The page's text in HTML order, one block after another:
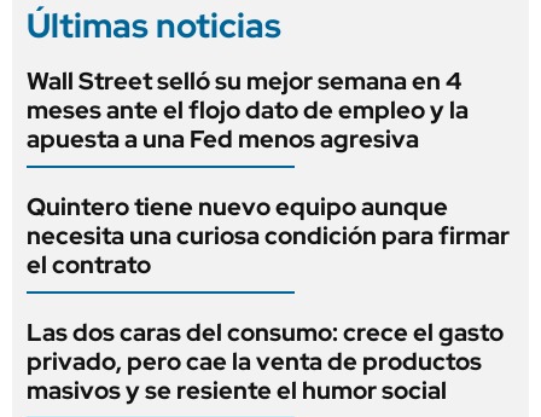
Últimas noticias
Wall Street selló su mejor semana en 4
meses ante el flojo dato de empleo y la
apuesta a una Fed menos agresiva
Quintero tiene nuevo equipo aunque
necesita una curiosa condición para firmar
el contrato
Las dos caras del consumo: crece el gasto
privado, pero cae la venta de productos
masivos y se resiente el humor social